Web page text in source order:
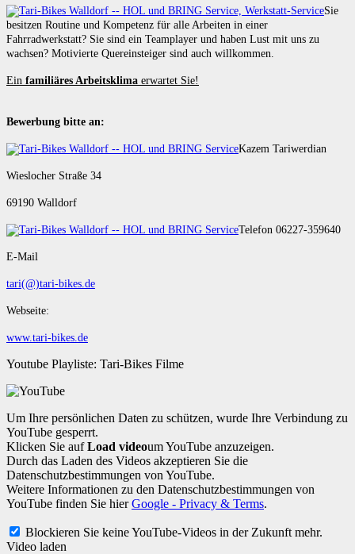
Sie
besitzen Routine und Kompetenz für alle Arbeiten in einer
Fahrradwerkstatt? Sie sind ein Teamplayer und haben Lust mit uns zu
wachsen? Motivierte Quereinsteiger sind auch willkommen.
Ein familiäres Arbeitsklima erwartet Sie!
Bewerbung bitte an:
Kazem Tariwerdian
Wieslocher Straße 34
69190 Walldorf
Telefon 06227-359640
E-Mail
tari(@)tari-bikes.de
Webseite:
www.tari-bikes.de
Youtube Playliste: Tari-Bikes Filme
Um Ihre persönlichen Daten zu schützen, wurde Ihre Verbindung zu
YouTube gesperrt.
Klicken Sie aufLoad videoum YouTube anzuzeigen.
Durch das Laden des Videos akzeptieren Sie die
Datenschutzbestimmungen von YouTube.
Weitere Informationen zu den Datenschutzbestimmungen von
YouTube finden Sie hierGoogle - Privacy & Terms.
Blockieren Sie keine YouTube-Videos in der Zukunft mehr.
Video laden